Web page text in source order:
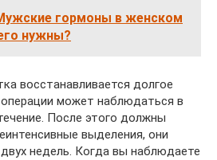
гормоны в женском
нужны?
восстанавливается долгое
может наблюдаться в
После этого должны
выделения, они
недель. Когда вы наблюдаете